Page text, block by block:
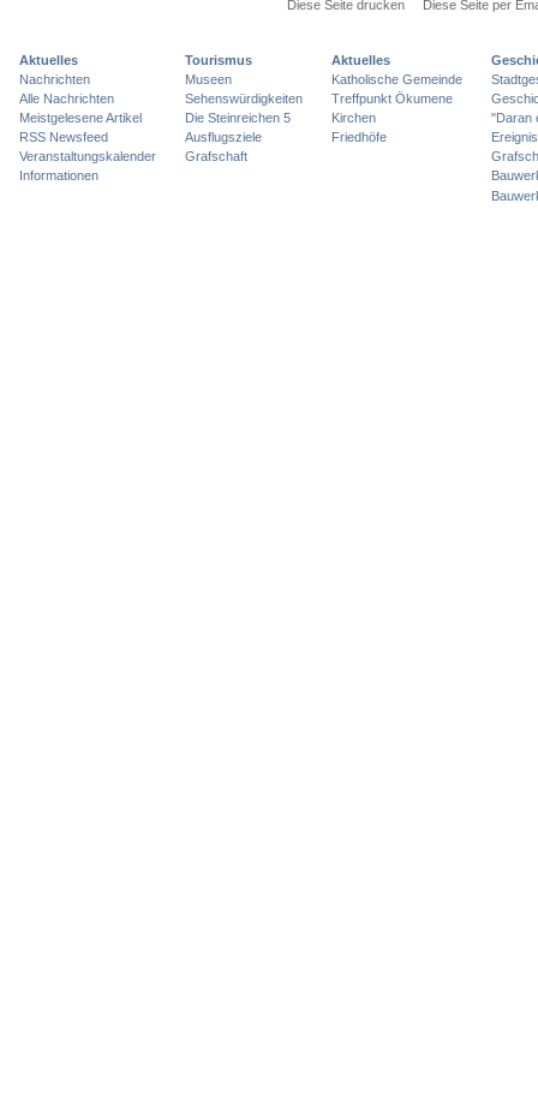
Diese Seite drucken Diese Seite per
Aktuelles
Nachrichten
Alle Nachrichten
Meistgelesene Artikel
RSS Newsfeed
Veranstaltungskalender
Informationen
Tourismus
Museen
Sehenswürdigkeiten
Die Steinreichen 5
Ausflugsziele
Grafschaft
Aktuelles
Katholische Gemeinde
Treffpunkt Ökumene
Kirchen
Friedhöfe
"Daran